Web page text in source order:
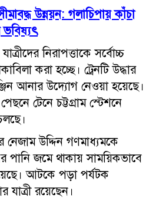
উন্নয়ন: গলাচিপায় কাঁচা
ভবিষ্যৎ
নিরাপত্তাকে সর্বোচ্চ
করা হচ্ছে। ট্রেনটি উদ্ধার
আনার উদ্যোগ নেওয়া হয়েছে।
টেনে চট্টগ্রাম স্টেশনে
নেজাম উদ্দিন গণমাধ্যমকে
পানি জমে থাকায় সাময়িকভাবে
আটকে পড়া পর্যটক
যাত্রী রয়েছেন।